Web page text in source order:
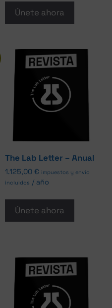
Únete ahora
The Lab Letter – Anual
1.125,00 € impuestos y envío
incluidos / año
Únete ahora